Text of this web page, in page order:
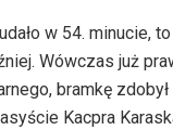
w 54. minucie,
Wówczas już
bramkę
Kacpra